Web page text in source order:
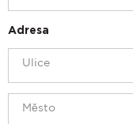
Adresa